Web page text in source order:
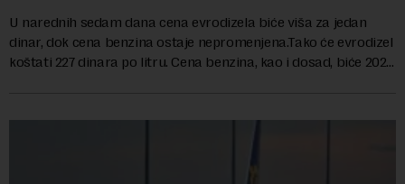
U narednih sedam dana cena evrodizela biće viša za jedan
dinar, dok cena benzina ostaje nepromenjena.Tako će evrodizel
koštati 227 dinara po litru. Cena benzina, kao i dosad, biće 202